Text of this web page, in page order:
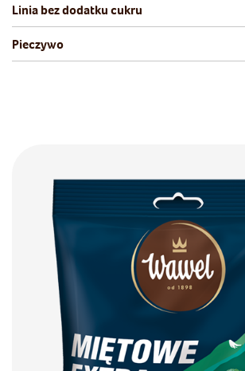
Linia bez dodatku cukru
Pieczywo